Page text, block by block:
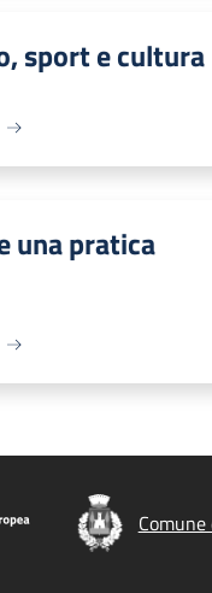
sport e cultura
una pratica